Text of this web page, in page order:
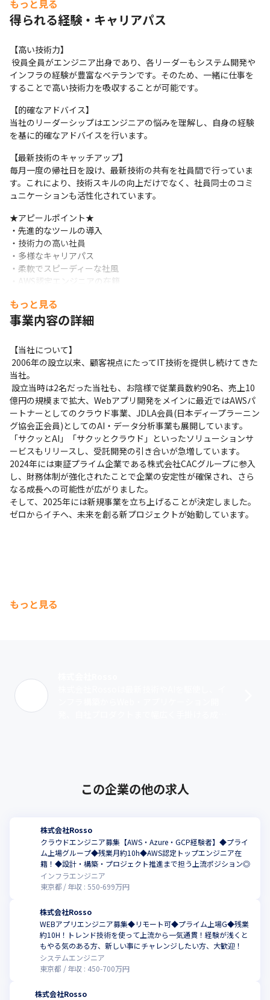
Git
Splunk
もっと見る
得られる経験・キャリアパス
【高い技術力】
インフラの経験が豊富なベテランです。そのため、一緒に仕事を
することで高い技術力を吸収することが可能です。
【的確なアドバイス】
当社のリーダーシップはエンジニアの悩みを理解し、自身の経験
を基に的確なアドバイスを行います。
【最新技術のキャッチアップ】
毎月一度の帰社日を設け、最新技術の共有を社員間で行っていま
す。これにより、技術スキルの向上だけでなく、社員同士のコミ
ュニケーションも活性化されています。
★アピールポイント★
・先進的なツールの導入
・技術力の高い社員
・多様なキャリアパス
・柔軟でスピーディーな社風
・AWS認定エンジニアの在籍
もっと見る
事業内容の詳細
【当社について】
当社。
億円の規模まで拡大、Webアプリ開発をメインに最近ではAWSパ
ートナーとしてのクラウド事業、JDLA会員(日本ディープラーニン
グ協会正会員)としてのAI・データ分析事業も展開しています。
「サクッとAI」「サクッとクラウド」といったソリューションサ
ービスもリリースし、受託開発の引き合いが急増しています。
2024年には東証プライム企業である株式会社CACグループに参入
し、財務体制が強化されたことで企業の安定性が確保され、さら
なる成長への可能性が広がりました。
そして、2025年には新規事業を立ち上げることが決定しました。
ゼロからイチへ、未来を創る新プロジェクトが始動しています。
もっと見る
この企業の他の求人
株式会社Rosso
クラウドエンジニア募集【AWS・Azure・GCP経験者】◆プライ
ム上場グループ◆残業月約10h◆AWS認定トップエンジニア在
籍！◆設計・構築・プロジェクト推進まで担う上流ポジション◎
インフラエンジニア
東京都
年収 :550-699万円
株式会社Rosso
WEBアプリエンジニア募集◆リモート可◆プライム上場G◆残業
約10H！トレンド技術を使って上流から一気通貫！経験が浅くと
もやる気のある方、新しい事にチャレンジしたい方、大歓迎！
システムエンジニア
東京都
年収 : 450-700万円
株式会社Rosso